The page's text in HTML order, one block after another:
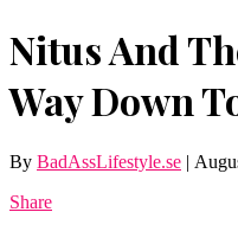
Nitus And
Way Down
By BadAssLifestyle.se |
Share